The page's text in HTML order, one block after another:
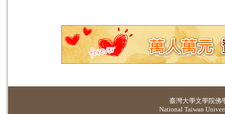
臺灣大學文學院佛
National Taiwan